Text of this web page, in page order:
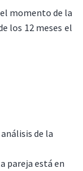
el momento de la
los 12 meses el
de la
pareja está en